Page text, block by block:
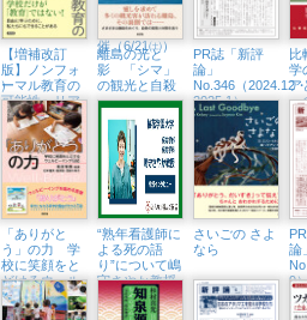
宿本店でトー
クイベント開
催（6/21㈯）
【増補改訂
版】ノンフォ
ーマル教育の
可能性 リア
ルな生活に根
ざす教育へ
離島の光と
影 「シマ」
の観光と自殺
PR誌「新評
論」
No.346（2024.12・
2025.1）
比
学
ア
ー
「ありがと
う」の力 学
校に笑顔をと
どけるウェル
ビーイング日
記
“熟年看護師に
よる死の語
り”について嶋
守さやか教授
がインタビュ
ーに
さいごの さよ
なら
論」
9